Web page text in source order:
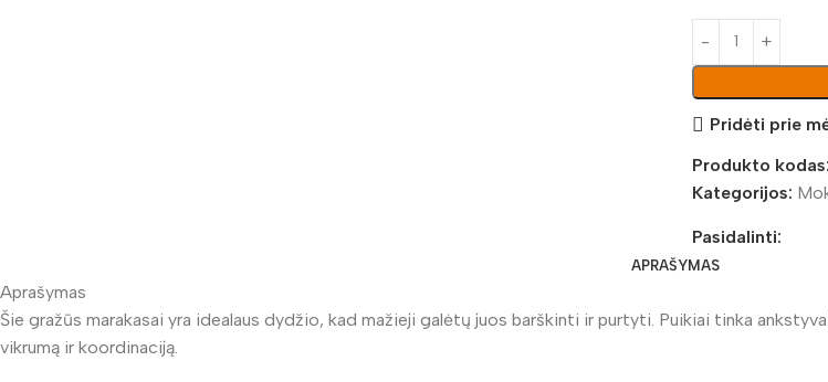
Pridėti prie
Produkto kodas:
Kategorijos:
Pasidalinti:
APRAŠYMAS
Aprašymas
Šie gražūs marakasai yra idealaus dydžio, kad mažieji galėtų juos barškinti ir purtyti. Puikiai tinka
vikrumą ir koordinaciją.